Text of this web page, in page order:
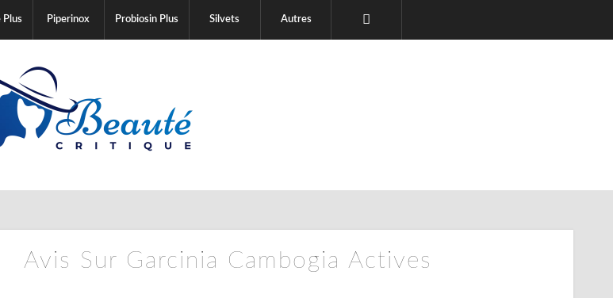
Plus Piperinox Probiosin Plus Silvets Autres
Avis Sur Garcinia Cambogia Actives